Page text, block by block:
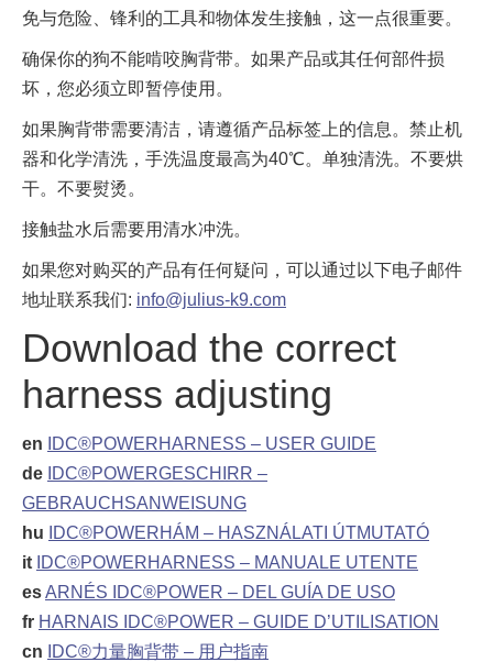
免与危险、锋利的工具和物体发生接触，这一点很重要。
确保你的狗不能啃咬胸背带。如果产品或其任何部件损
坏，您必须立即暂停使用。
如果胸背带需要清洁，请遵循产品标签上的信息。禁止机
器和化学清洗，手洗温度最高为40℃。单独清洗。不要烘
干。不要熨烫。
接触盐水后需要用清水冲洗。
如果您对购买的产品有任何疑问，可以通过以下电子邮件
地址联系我们: info@julius-k9.com
Download the correct
harness adjusting
en
IDC®POWERHARNESS – USER GUIDE
de IDC®POWERGESCHIRR –
GEBRAUCHSANWEISUNG
hu
IDC®POWERHÁM – HASZNÁLATI ÚTMUTATÓ
it IDC®POWERHARNESS – MANUALE UTENTE
esARNÉS IDC®POWER – DEL GUÍA DE USO
fr HARNAIS IDC®POWER – GUIDE D’UTILISATION
cn
IDC®力量胸背带 – 用户指南